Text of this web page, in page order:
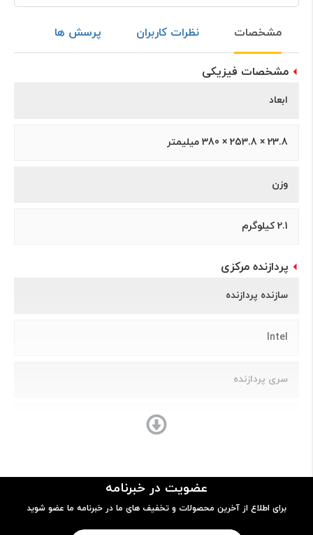
مشخصات نظرات کاربران پرسش ها
مشخصات فیزیکی
ابعاد
23.8 × 253.8 × 380 میلیمتر
وزن
2.1 کیلوگرم
پردازنده مرکزی
سازنده پردازنده
Intel
سری پردازنده
N3060
عضویت در خبرنامه
برای اطلاع از آخرین محصولات و تخفیف های ما در خبرنامه ما عضو شوید